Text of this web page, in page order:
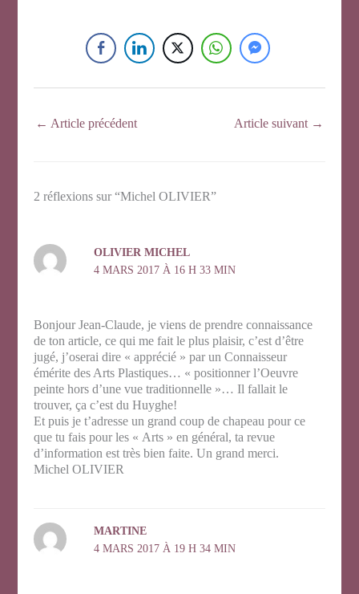
← Article précédent Article suivant →
2 réflexions sur “Michel OLIVIER”
OLIVIER MICHEL
4 MARS 2017 À 16 H 33 MIN
Bonjour Jean-Claude, je viens de prendre connaissance
de ton article, ce qui me fait le plus plaisir, c’est d’être
jugé, j’oserai dire « apprécié » par un Connaisseur
émérite des Arts Plastiques… « positionner l’Oeuvre
peinte hors d’une vue traditionnelle »… Il fallait le
trouver, ça c’est du Huyghe!
Et puis je t’adresse un grand coup de chapeau pour ce
que tu fais pour les « Arts » en général, ta revue
d’information est très bien faite. Un grand merci.
Michel OLIVIER
MARTINE
4 MARS 2017 À 19 H 34 MIN